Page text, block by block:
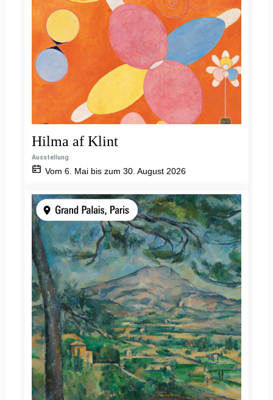
Hilma af Klint
Ausstellung
Vom 6. Mai bis zum 30. August 2026
Cezanne
et
nous